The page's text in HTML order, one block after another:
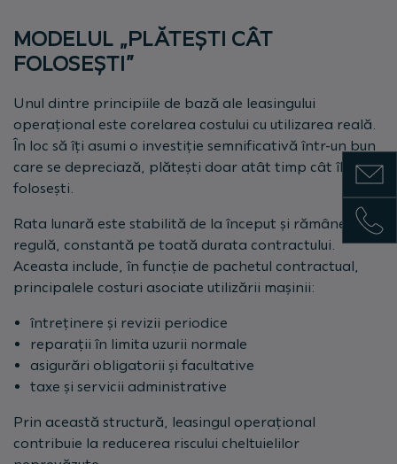
Show
Show
MODELUL „PLĂTEȘTI CÂT
FOLOSEȘTI”
Unul dintre principiile de bază ale leasingului
operațional este corelarea costului cu utilizarea reală.
În loc să îți asumi o investiție semnificativă într-un bun
care se depreciază, plătești doar atât timp cât îl
folosești.
Rata lunară este stabilită de la început și rămâne, de
regulă, constantă pe toată durata contractului.
Aceasta include, în funcție de pachetul contractual,
principalele costuri asociate utilizării mașinii:
întreținere și revizii periodice
reparații în limita uzurii normale
asigurări obligatorii și facultative
taxe și servicii administrative
Prin această structură, leasingul operațional
contribuie la reducerea riscului cheltuielilor